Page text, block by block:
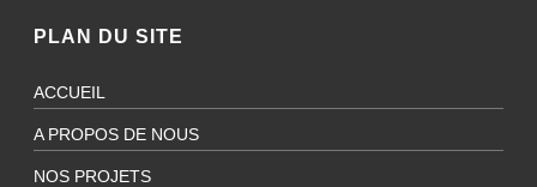
PLAN DU SITE
ACCUEIL
A PROPOS DE NOUS
NOS PROJETS